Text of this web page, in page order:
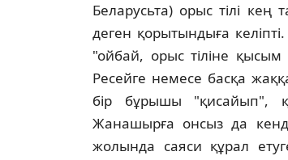
Беларусьта) орыс тiлi кең
деген қорытындыға
"ойбай, орыс тiлiне қысым
Ресейге немесе басқа
бiр бұрышы "қисайып",
Жанашырға онсыз да
жолында саяси құрал